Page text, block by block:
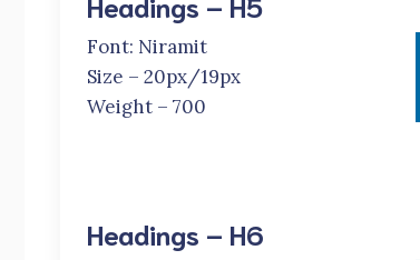
Font: Niramit
Size – 20px/19px
Weight – 700
Headings – H6